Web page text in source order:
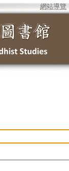
網站導覽